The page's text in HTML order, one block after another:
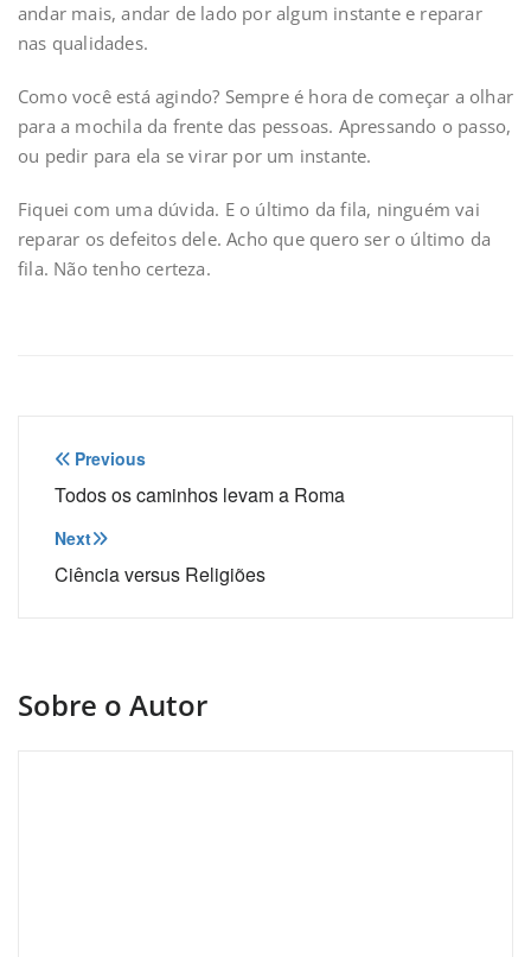
andar mais, andar de lado por algum instante e reparar
nas qualidades.
Como você está agindo? Sempre é hora de começar a olhar
para a mochila da frente das pessoas. Apressando o passo,
ou pedir para ela se virar por um instante.
Fiquei com uma dúvida. E o último da fila, ninguém vai
reparar os defeitos dele. Acho que quero ser o último da
fila. Não tenho certeza.
Navegação
de
Post
Previous
Todos os caminhos levam a Roma
Next
Ciência versus Religiões
Sobre o Autor